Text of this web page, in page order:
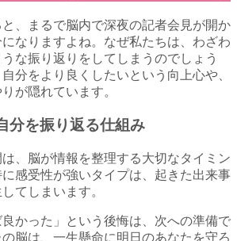
、まるで脳内で深夜の記者会見が開か
なりますよね。なぜ私たちは、わざわ
な振り返りをしてしまうのでしょう
分をより良くしたいという向上心や、
が隠れています。
分を振り返る仕組み
、脳が情報を整理する大切なタイミン
感受性が強いタイプは、起きた出来事
てしまいます。
良かった」という後悔は、次への準備で
脳は、一生懸命に明日のあなたを守ろ